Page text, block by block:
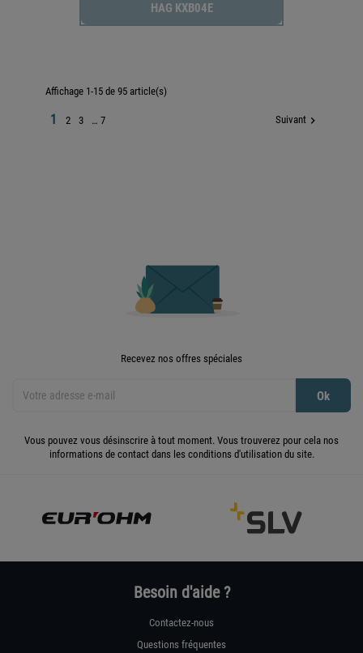
HAG KXB04E
Affichage 1-15 de 95 article(s)
1 2 3 … 7 Suivant 
Recevez nos offres spéciales
Vous pouvez vous désinscrire à tout moment. Vous trouverez pour cela nos
informations de contact dans les conditions d'utilisation du site.
Besoin d'aide ?
Contactez-nous
Questions fréquentes